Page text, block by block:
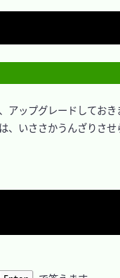
ップグレードしておき
いささかうんざりさせ